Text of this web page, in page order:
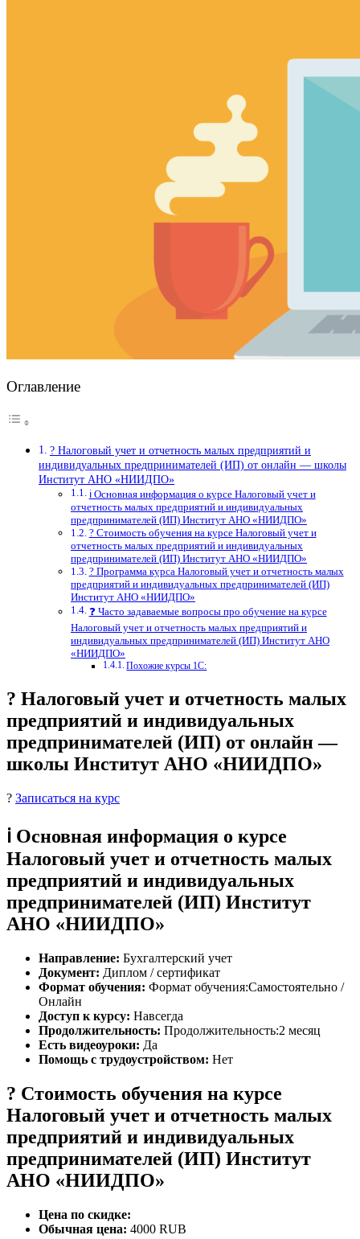
Оглавление
? Налоговый учет и отчетность малых предприятий и
индивидуальных предпринимателей (ИП) от онлайн — школы
Институт АНО «НИИДПО»
ℹ️ Основная информация о курсе Налоговый учет и
отчетность малых предприятий и индивидуальных
предпринимателей (ИП) Институт АНО «НИИДПО»
? Стоимость обучения на курсе Налоговый учет и
отчетность малых предприятий и индивидуальных
предпринимателей (ИП) Институт АНО «НИИДПО»
? Программа курса Налоговый учет и отчетность малых
предприятий и индивидуальных предпринимателей (ИП)
Институт АНО «НИИДПО»
❓ Часто задаваемые вопросы про обучение на курсе
Налоговый учет и отчетность малых предприятий и
индивидуальных предпринимателей (ИП) Институт АНО
«НИИДПО»
Похожие курсы 1С:
? Налоговый учет и отчетность малых
предприятий и индивидуальных
предпринимателей (ИП) от онлайн —
школы Институт АНО «НИИДПО»
? Записаться на курс
ℹ️ Основная информация о курсе
Налоговый учет и отчетность малых
предприятий и индивидуальных
предпринимателей (ИП) Институт
АНО «НИИДПО»
Направление: Бухгалтерский учет
Документ: Диплом / сертификат
Формат обучения: Формат обучения:Самостоятельно /
Онлайн
Доступ к курсу: Навсегда
Продолжительность: Продолжительность:2 месяц
Есть видеоуроки: Да
Помощь с трудоустройством: Нет
? Стоимость обучения на курсе
Налоговый учет и отчетность малых
предприятий и индивидуальных
предпринимателей (ИП) Институт
АНО «НИИДПО»
Цена по скидке:
Обычная цена: 4000 RUB